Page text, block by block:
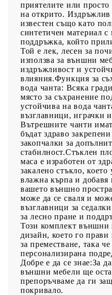
приятелите или
на открито. Издръжлив
известен също като
синтетичен материал с
поддръжка, който
Той е лек, лесен за
използва за външни
издръжливост и
влияния.Функция за
вода чанта: Всяка
място за съхранение
устойчива на вода
възглавници, играчки
Вътрешните чанти
бъдат здраво
закопчалки за
стабилност.Стъклен
маса е изработен от
закалено стъкло, което
влажна кърпа и добавя
вашето външно
може да се сваля и
възглавници за
за лесно пране и
Този комплект външни
дизайн, което го
за преместване, така
персонализирана
Добре е да се знае:За
външни мебели ще
препоръчваме да ги
покривало.